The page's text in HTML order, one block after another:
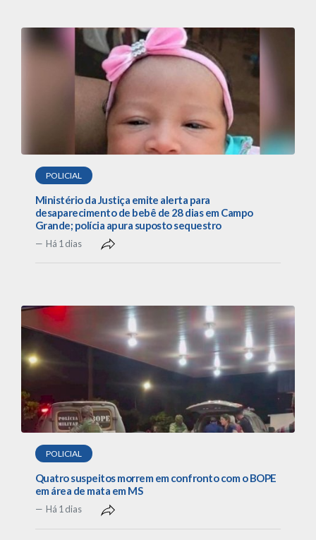
POLICIAL
Ministério da Justiça emite alerta para
desaparecimento de bebê de 28 dias em Campo
Grande; polícia apura suposto sequestro
Há 1 dias
POLICIAL
Quatro suspeitos morrem em confronto com o BOPE
em área de mata em MS
Há 1 dias